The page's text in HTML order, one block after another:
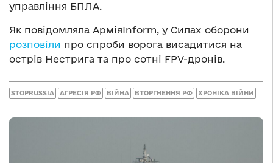
управління БПЛА.
Як повідомляла АрміяInform, у Силах оборони
розповіли про спроби ворога висадитися на
острів Нестрига та про сотні FPV-дронів.
STOPRUSSIA АГРЕСІЯ РФ ВІЙНА ВТОРГНЕННЯ РФ ХРОНІКА ВІЙНИ